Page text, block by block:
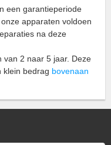
een garantieperiode
apparaten voldoen
na deze
van 2 naar 5 jaar. Deze
klein bedrag bovenaan